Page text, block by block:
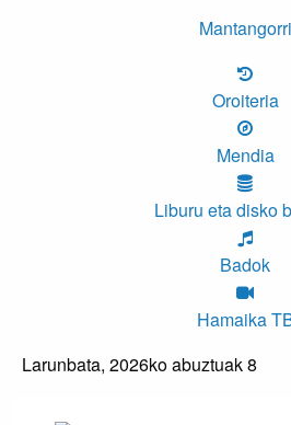
Mantangorri
Oroiteria
Mendia
Liburu eta disko
Badok
Hamaika
Larunbata, 2026ko abuztuak 8